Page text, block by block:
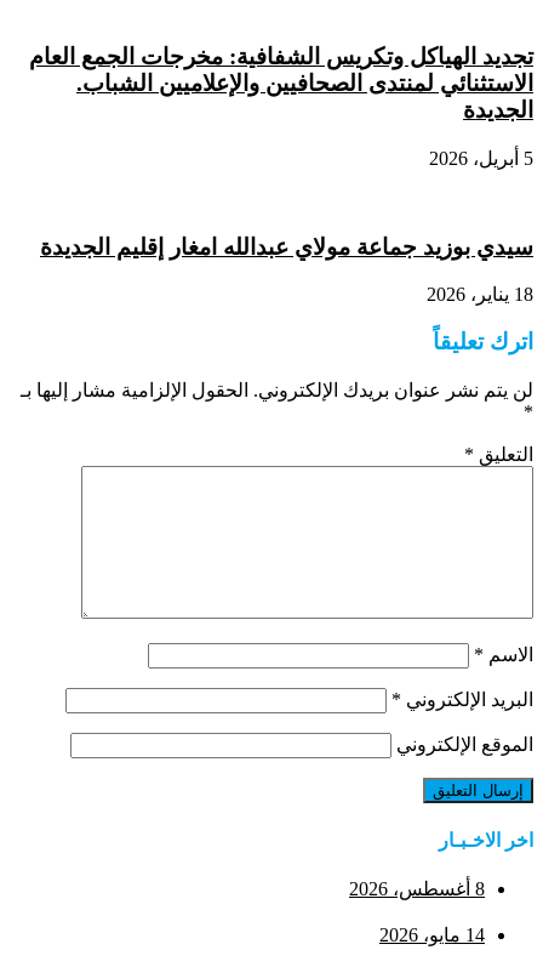
تجديد الهياكل وتكريس الشفافية: مخرجات الجمع العام
الاستثنائي لمنتدى الصحافيين والإعلاميين الشباب.
الجديدة
5 أبريل، 2026
سيدي بوزيد جماعة مولاي عبدالله امغار إقليم الجديدة
18 يناير، 2026
اترك تعليقاً
لن يتم نشر عنوان بريدك الإلكتروني. الحقول الإلزامية مشار إليها بـ
*
التعليق *
الاسم *
البريد الإلكتروني *
الموقع الإلكتروني
اخر الاخـبـار
8 أغسطس، 2026
14 مايو، 2026